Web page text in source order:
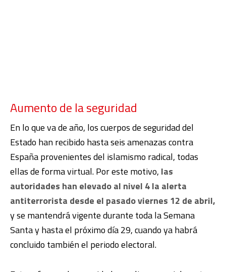
Aumento de la seguridad
En lo que va de año, los cuerpos de seguridad del
Estado han recibido hasta seis amenazas contra
España provenientes del islamismo radical, todas
ellas de forma virtual. Por este motivo, las
autoridades han elevado al nivel 4 la alerta
antiterrorista desde el pasado viernes 12 de abril,
y se mantendrá vigente durante toda la Semana
Santa y hasta el próximo día 29, cuando ya habrá
concluido también el periodo electoral.